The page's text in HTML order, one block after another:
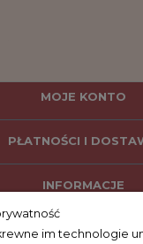
MOJE KONTO
PŁATNOŚCI I
INFORMACJE
im technologie